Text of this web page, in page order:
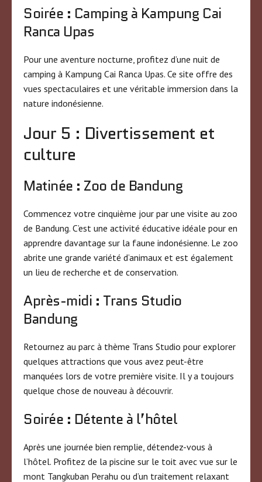
Soirée : Camping à Kampung Cai
Ranca Upas
Pour une aventure nocturne, profitez d’une nuit de
camping à Kampung Cai Ranca Upas. Ce site offre des
vues spectaculaires et une véritable immersion dans la
nature indonésienne.
Jour 5 : Divertissement et
culture
Matinée : Zoo de Bandung
Commencez votre cinquième jour par une visite au zoo
de Bandung. C’est une activité éducative idéale pour en
apprendre davantage sur la faune indonésienne. Le zoo
abrite une grande variété d’animaux et est également
un lieu de recherche et de conservation.
Après-midi : Trans Studio
Bandung
Retournez au parc à thème Trans Studio pour explorer
quelques attractions que vous avez peut-être
manquées lors de votre première visite. Il y a toujours
quelque chose de nouveau à découvrir.
Soirée : Détente à l’hôtel
Après une journée bien remplie, détendez-vous à
l’hôtel. Profitez de la piscine sur le toit avec vue sur le
mont Tangkuban Perahu ou d’un traitement relaxant